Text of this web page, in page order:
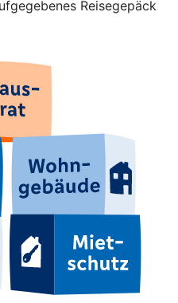
Reisegepäck